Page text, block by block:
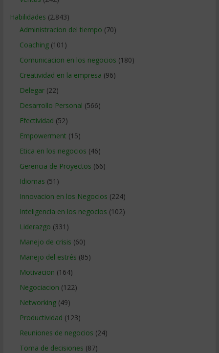
Habilidades (2.843)
Administracion del tiempo (70)
Coaching(101)
Comunicacion en los negocios (180)
Creatividad en la empresa (96)
Delegar(22)
Desarrollo Personal (566)
Efectividad (52)
Empowerment (15)
Etica en los negocios (46)
Gerencia de Proyectos (66)
Idiomas (51)
Innovacion en los Negocios (224)
Inteligencia en los negocios (102)
Liderazgo (331)
Manejo de crisis (60)
Manejo del estrés (85)
Motivacion (164)
Negociacion (122)
Networking(49)
Productividad (123)
Reuniones de negocios (24)
Toma de decisiones (87)